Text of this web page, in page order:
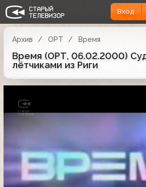
Вход
Архив ОРТ Время
Время (ОРТ, 06.02.2000)
лётчиками из Риги